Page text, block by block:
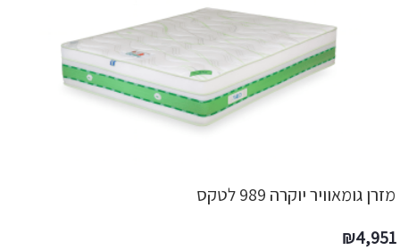
מזרן גומאוויר יוקרה 989 לטקס
4,951
₪